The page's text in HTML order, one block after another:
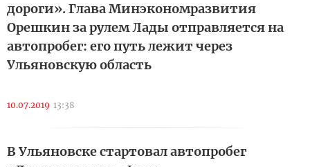
дороги». Глава Минэкономразвития
Орешкин за рулем Лады отправляется на
автопробег: его путь лежит через
Ульяновскую область
10.07.2019 13:38
В Ульяновске стартовал автопробег